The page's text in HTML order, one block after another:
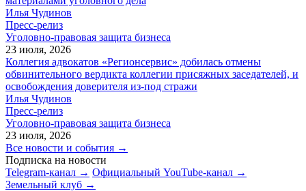
Илья Чудинов
Пресс-релиз
Уголовно-правовая защита бизнеса
23 июля, 2026
Коллегия адвокатов «Регионсервис» добилась отмены
обвинительного вердикта коллегии присяжных заседателей, и
освобождения доверителя из-под стражи
Илья Чудинов
Пресс-релиз
Уголовно-правовая защита бизнеса
23 июля, 2026
Все новости и события →
Подписка на новости
Telegram-канал → Официальный YouTube-канал →
Земельный клуб →